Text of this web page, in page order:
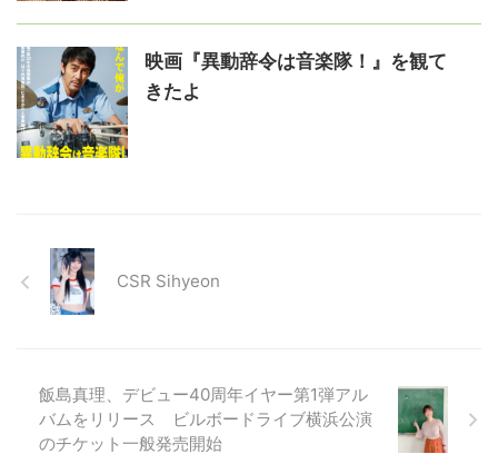
映画『異動辞令は音楽隊！』を観て
きたよ
CSR Sihyeon
飯島真理、デビュー40周年イヤー第1弾アル
バムをリリース ビルボードライブ横浜公演
のチケット一般発売開始